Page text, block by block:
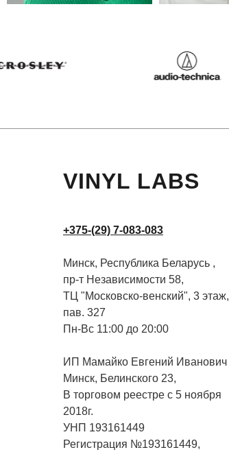
VINYL LABS
+375-(29) 7-083-083
Минск, Республика Беларусь ,
пр-т Независимости 58,
ТЦ "Московско-венский", 3 этаж,
пав. 327
Пн-Вс 11:00 до 20:00
ИП Мамайко Евгений Иванович
Минск, Белинского 23,
В торговом реестре с 5 ноября
2018г.
УНП 193161449
Регистрация №193161449,